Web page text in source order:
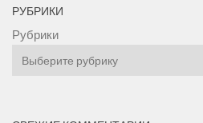
РУБРИКИ
Рубрики